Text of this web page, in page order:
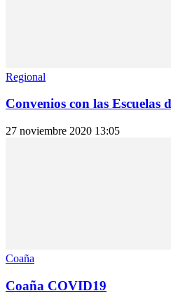
Regional
Convenios con las
27 noviembre 2020 13:05
Coaña
Coaña COVID19